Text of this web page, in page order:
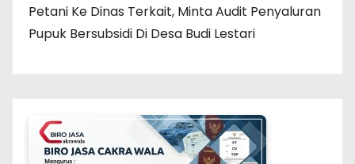
Petani Ke Dinas Terkait, Minta Audit Penyaluran
Pupuk Bersubsidi Di Desa Budi Lestari